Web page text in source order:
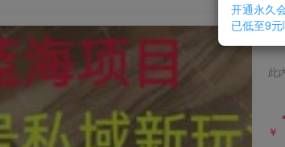
蓝
此
￥
开通永久
已低至9元